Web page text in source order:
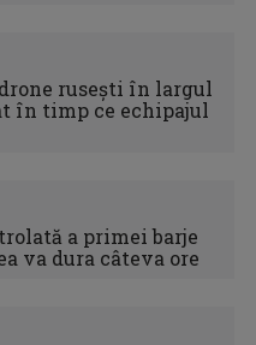
rusești în largul
în timp ce echipajul
a primei barje
va dura câteva ore